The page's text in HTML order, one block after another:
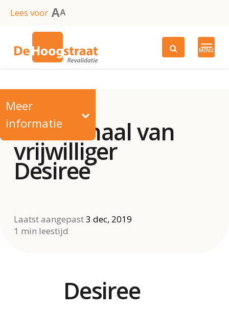
SkipLees voor AA
MENU
Meer
informatie
Het verhaal van
vrijwilliger
Desiree
Laatst aangepast3 dec, 2019
1 min leestijd
Desiree